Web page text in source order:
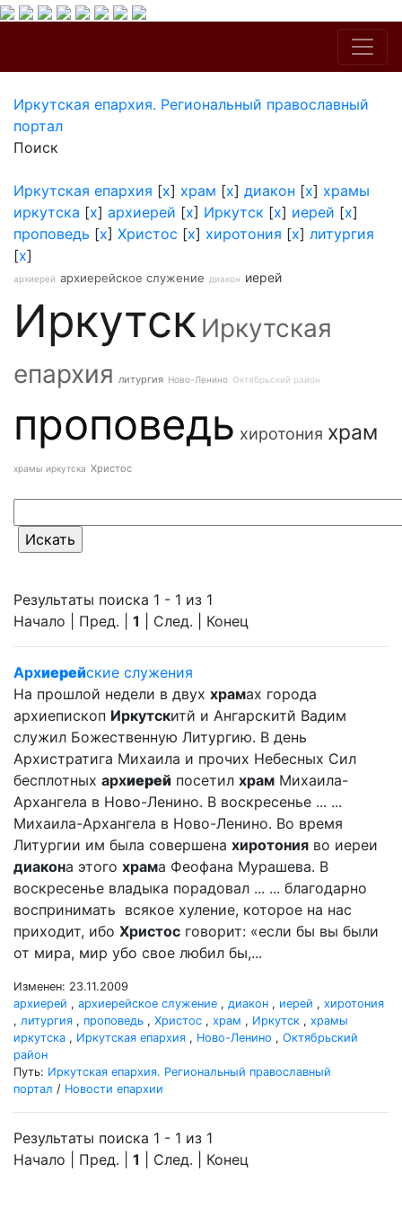
Иркутская епархия. Региональный православный
портал
Поиск
Иркутская епархия [x] храм [x] диакон [x] храмы
иркутска [x] архиерей [x] Иркутск [x] иерей [x]
проповедь [x] Христос [x] хиротония [x] литургия
[x]
архиерей архиерейское служение диакон иерей
Иркутск Иркутская
епархия литургия Ново-Ленино Октябрьский район
проповедь хиротония храм
храмы иркутска Христос
Результаты поиска 1 - 1 из 1
Начало | Пред. | 1 | След. | Конец
Архиерейские служения
На прошлой недели в двух храмах города
архиепископ Иркутскитй и Ангарскитй Вадим
служил Божественную Литургию. В день
Архистратига Михаила и прочих Небесных Сил
бесплотных архиерей посетил храм Михаила-
Архангела в Ново-Ленино. В воскресенье ... ...
Михаила-Архангела в Ново-Ленино. Во время
Литургии им была совершена хиротония во иереи
диакона этого храма Феофана Мурашева. В
воскресенье владыка порадовал ... ... благодарно
воспринимать всякое хуление, которое на нас
приходит, ибо Христос говорит: «если бы вы были
от мира, мир убо свое любил бы,...
Изменен: 23.11.2009
архиерей , архиерейское служение , диакон , иерей , хиротония
, литургия , проповедь , Христос , храм , Иркутск , храмы
иркутска , Иркутская епархия , Ново-Ленино , Октябрьский
район
Путь: Иркутская епархия. Региональный православный
портал / Новости епархии
Результаты поиска 1 - 1 из 1
Начало | Пред. | 1 | След. | Конец